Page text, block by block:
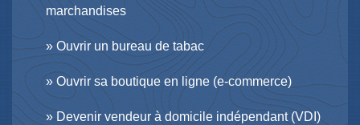
marchandises
Ouvrir un bureau de tabac
Ouvrir sa boutique en ligne (e-commerce)
Devenir vendeur à domicile indépendant (VDI)